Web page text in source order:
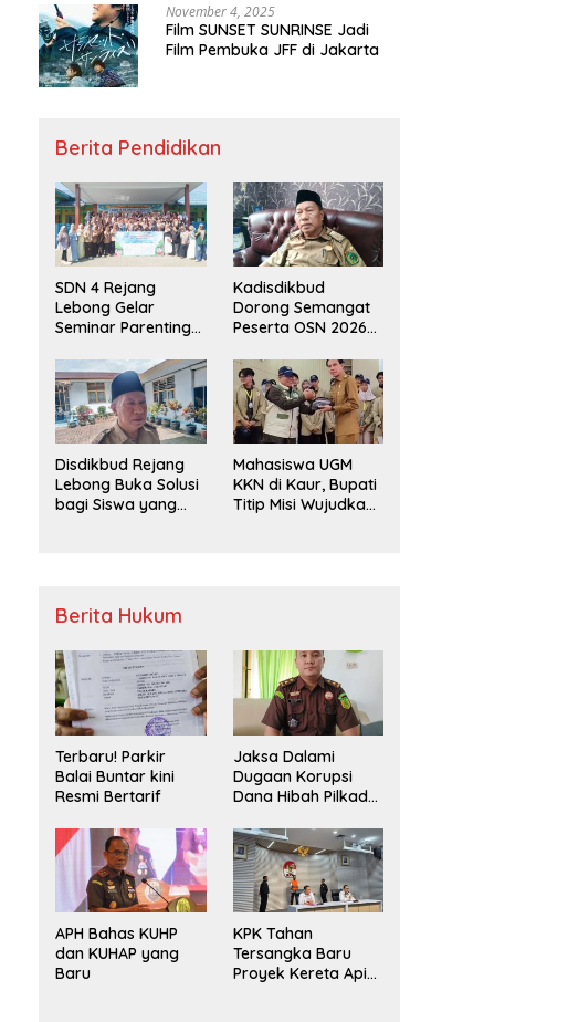
November 4, 2025
Film SUNSET SUNRINSE Jadi
Film Pembuka JFF di Jakarta
Berita Pendidikan
SDN 4 Rejang
Lebong Gelar
Seminar Parenting
Bullying,
Kadisdikbud: Patut
Jadi Contoh
Kadisdikbud
Dorong Semangat
Peserta OSN 2026
Disdikbud Rejang
Lebong Buka Solusi
bagi Siswa yang
Mahasiswa UGM
KKN di Kaur, Bupati
Titip Misi Wujudkan
Berita Hukum
Terbaru! Parkir
Balai Buntar kini
Resmi Bertarif
Jaksa Dalami
Dugaan Korupsi
Dana Hibah Pilkada
Kaur
APH Bahas KUHP
dan KUHAP yang
Baru
KPK Tahan
Tersangka Baru
Proyek Kereta Api